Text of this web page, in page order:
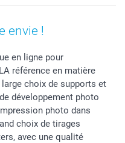
bonbons
envie !
en ligne pour
référence en matière
choix de supports et
développement photo
photo dans
choix de tirages
avec une qualité